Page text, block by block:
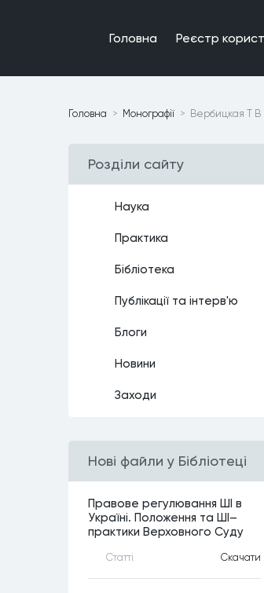
Головна Реєстр
Головна Монографiї Вербицкая Т В
Роздiли сайту
Наука
Практика
Бiблiотека
Публiкацiї та iнтерв'ю
Блоги
Новини
Заходи
Нові файли у Бібліотеці
Правове регулювання ШІ в
Україні. Положення та ШІ–
практики Верховного Суду
Статтi Скачати